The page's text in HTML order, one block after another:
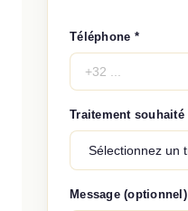
Téléphone *
Traitement souhaité
Message (optionnel)